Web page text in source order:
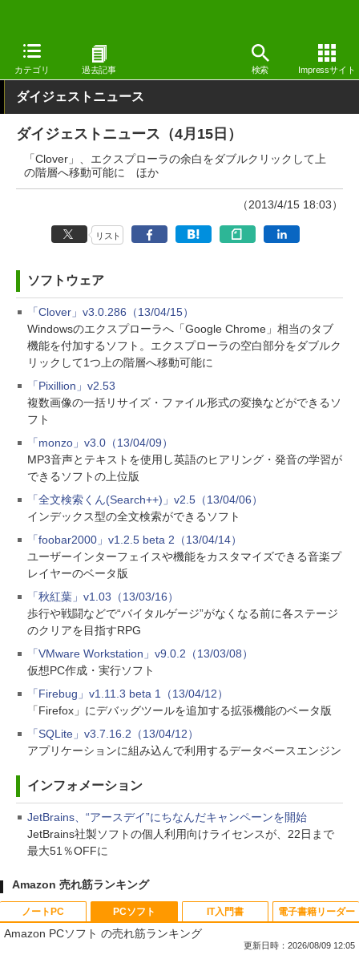
カテゴリ 過去記事 検索 Impressサイト
窓の杜 その他の話題 アップデート
ダイジェストニュース
ダイジェストニュース（4月15日）
「Clover」、エクスプローラの余白をダブルクリックして上
の階層へ移動可能に ほか
（2013/4/15 18:03）
リスト
ソフトウェア
「Clover」v3.0.286（13/04/15）
Windowsのエクスプローラへ「Google Chrome」相当のタブ
機能を付加するソフト。エクスプローラの空白部分をダブルク
リックして1つ上の階層へ移動可能に
「Pixillion」v2.53
複数画像の一括リサイズ・ファイル形式の変換などができるソ
フト
「monzo」v3.0（13/04/09）
MP3音声とテキストを使用し英語のヒアリング・発音の学習が
できるソフトの上位版
「全文検索くん(Search++)」v2.5（13/04/06）
インデックス型の全文検索ができるソフト
「foobar2000」v1.2.5 beta 2（13/04/14）
ユーザーインターフェイスや機能をカスタマイズできる音楽プ
レイヤーのベータ版
「秋紅葉」v1.03（13/03/16）
歩行や戦闘などで“バイタルゲージ”がなくなる前に各ステージ
のクリアを目指すRPG
「VMware Workstation」v9.0.2（13/03/08）
仮想PC作成・実行ソフト
「Firebug」v1.11.3 beta 1（13/04/12）
「Firefox」にデバッグツールを追加する拡張機能のベータ版
「SQLite」v3.7.16.2（13/04/12）
アプリケーションに組み込んで利用するデータベースエンジン
インフォメーション
JetBrains、“アースデイ”にちなんだキャンペーンを開始
JetBrains社製ソフトの個人利用向けライセンスが、22日まで
最大51％OFFに
Amazon 売れ筋ランキング
ノートPC PCソフト
Amazon PCソフト の売れ筋ランキング
更新日時：2026/08/09 12:05
IT入門書 電子書籍リーダー